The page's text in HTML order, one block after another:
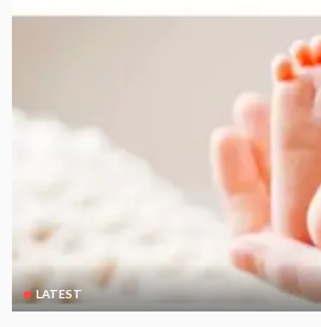
LATEST